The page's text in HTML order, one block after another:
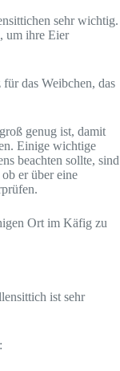
sehr wichtig.
um ihre Eier
das Weibchen, das
genug ist, damit
Einige wichtige
beachten sollte, sind
er über eine
Ort im Käfig zu
ist sehr